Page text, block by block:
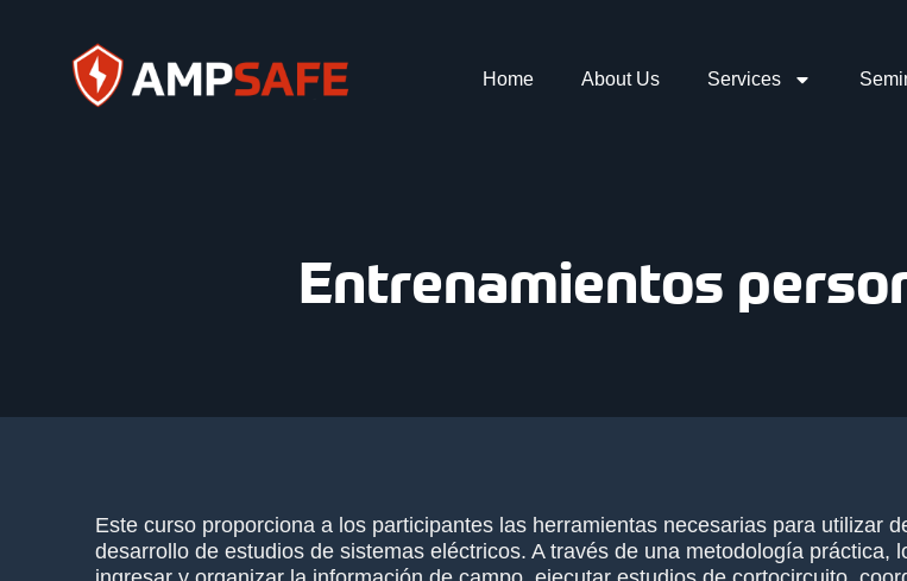
Home About Us Services
Entrenamientos
Este curso proporciona a los participantes las herramientas necesarias para utilizar
desarrollo de estudios de sistemas eléctricos. A través de una metodología